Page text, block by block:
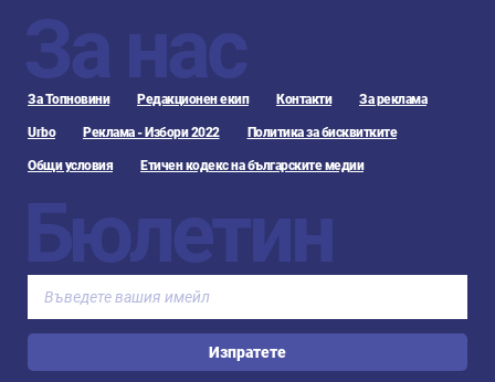
За нас
За Топновини Редакционен екип Контакти За реклама
Urbo Реклама - Избори 2022 Политика за бисквитките
Общи условия Етичен кодекс на българските медии
Бюлетин
Изпратете